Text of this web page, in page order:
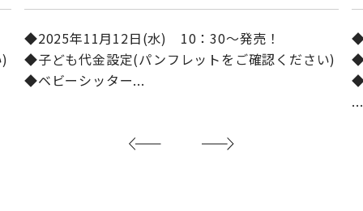
◆2025年11月12日(水) 10：30～発売！
◆子ども代金設定(パンフレットをご確認ください)
◆ベビーシッター...
◆
...